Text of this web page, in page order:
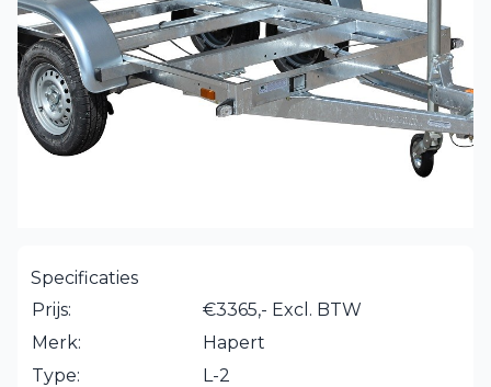
Specificaties
Prijs:
€3365,- Excl. BTW
Merk:
Hapert
Type:
L-2